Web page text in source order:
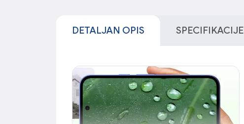
DETALJAN OPIS SPECIFIKACIJE